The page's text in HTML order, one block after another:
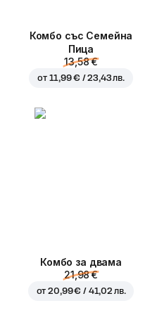
Комбо със Семейна
Пица
13,58 €
от 11,99 € / 23,43 лв.
Комбо за двама
21,98 €
от20,99 € / 41,02 лв.